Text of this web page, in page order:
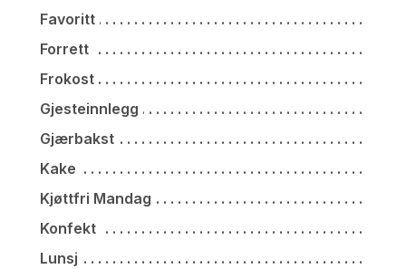
Favoritt
Forrett
Frokost
Gjesteinnlegg
Gjærbakst
Kake
Kjøttfri Mandag
Konfekt
Lunsj